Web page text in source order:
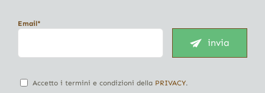
Email*
invia
Accetto i termini e condizioni della PRIVACY.